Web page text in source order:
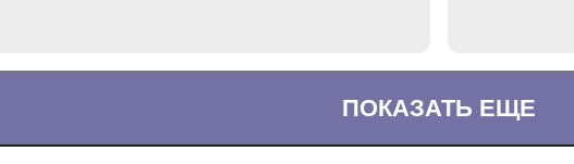
ПОКАЗАТЬ ЕЩЕ